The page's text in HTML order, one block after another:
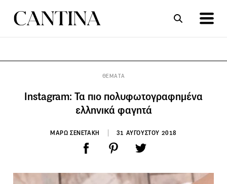
ΘΕΜΑΤΑ
Instagram: Τα πιο πολυφωτογραφημένα
ελληνικά φαγητά
ΜΑΡΩ ΣΕΝΕΤΑΚΗ 31 ΑΥΓΟΥΣΤΟΥ 2018